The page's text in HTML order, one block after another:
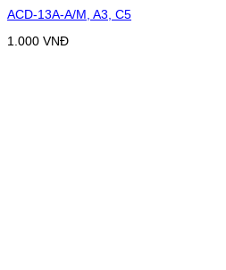
ACD-13A-A/M, A3, C5
1.000 VNĐ